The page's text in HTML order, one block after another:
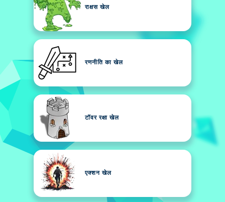
राक्षस खेल
रणनीति का खेल
टॉवर रक्षा खेल
एक्शन खेल